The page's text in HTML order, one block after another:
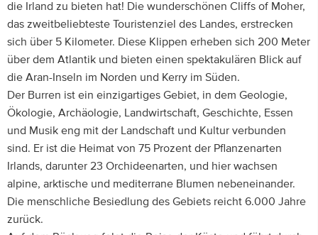
die Irland zu bieten hat! Die wunderschönen Cliffs of Moher,
das zweitbeliebteste Touristenziel des Landes, erstrecken
sich über 5 Kilometer. Diese Klippen erheben sich 200 Meter
über dem Atlantik und bieten einen spektakulären Blick auf
die Aran-Inseln im Norden und Kerry im Süden.
Der Burren ist ein einzigartiges Gebiet, in dem Geologie,
Ökologie, Archäologie, Landwirtschaft, Geschichte, Essen
und Musik eng mit der Landschaft und Kultur verbunden
sind. Er ist die Heimat von 75 Prozent der Pflanzenarten
Irlands, darunter 23 Orchideenarten, und hier wachsen
alpine, arktische und mediterrane Blumen nebeneinander.
Die menschliche Besiedlung des Gebiets reicht 6.000 Jahre
zurück.